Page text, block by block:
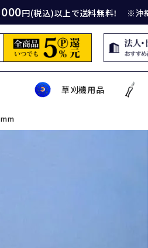
円(税込)以上で送料無料！ ※沖縄
草刈機用品